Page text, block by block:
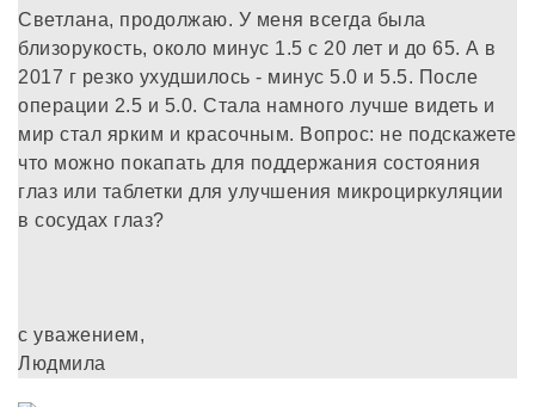
Светлана, продолжаю. У меня всегда была
близорукость, около минус 1.5 с 20 лет и до 65. А в
2017 г резко ухудшилось - минус 5.0 и 5.5. После
операции 2.5 и 5.0. Стала намного лучше видеть и
мир стал ярким и красочным. Вопрос: не подскажете
что можно покапать для поддержания состояния
глаз или таблетки для улучшения микроциркуляции
в сосудах глаз?
с уважением,
Людмила